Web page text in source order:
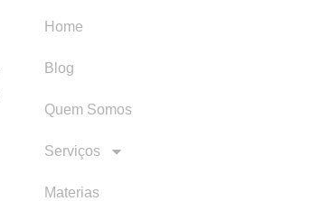
Home
Blog
Quem Somos
Serviços
Materias